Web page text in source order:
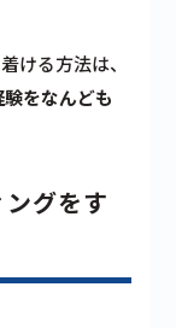
ける方法は、
をなんども
グをす